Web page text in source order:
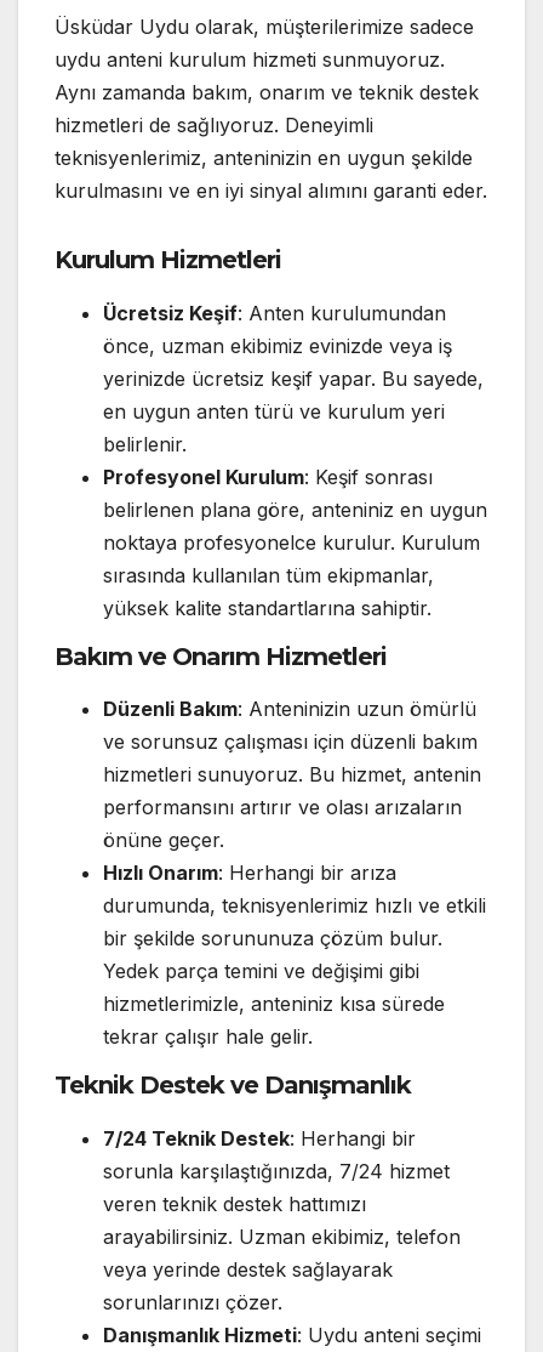
Üsküdar Uydu olarak, müşterilerimize sadece
uydu anteni kurulum hizmeti sunmuyoruz.
Aynı zamanda bakım, onarım ve teknik destek
hizmetleri de sağlıyoruz. Deneyimli
teknisyenlerimiz, anteninizin en uygun şekilde
kurulmasını ve en iyi sinyal alımını garanti eder.
Kurulum Hizmetleri
Ücretsiz Keşif: Anten kurulumundan
önce, uzman ekibimiz evinizde veya iş
yerinizde ücretsiz keşif yapar. Bu sayede,
en uygun anten türü ve kurulum yeri
belirlenir.
Profesyonel Kurulum: Keşif sonrası
belirlenen plana göre, anteniniz en uygun
noktaya profesyonelce kurulur. Kurulum
sırasında kullanılan tüm ekipmanlar,
yüksek kalite standartlarına sahiptir.
Bakım ve Onarım Hizmetleri
Düzenli Bakım: Anteninizin uzun ömürlü
ve sorunsuz çalışması için düzenli bakım
hizmetleri sunuyoruz. Bu hizmet, antenin
performansını artırır ve olası arızaların
önüne geçer.
Hızlı Onarım: Herhangi bir arıza
durumunda, teknisyenlerimiz hızlı ve etkili
bir şekilde sorununuza çözüm bulur.
Yedek parça temini ve değişimi gibi
hizmetlerimizle, anteniniz kısa sürede
tekrar çalışır hale gelir.
Teknik Destek ve Danışmanlık
7/24 Teknik Destek: Herhangi bir
sorunla karşılaştığınızda, 7/24 hizmet
veren teknik destek hattımızı
arayabilirsiniz. Uzman ekibimiz, telefon
veya yerinde destek sağlayarak
sorunlarınızı çözer.
Danışmanlık Hizmeti: Uydu anteni seçimi